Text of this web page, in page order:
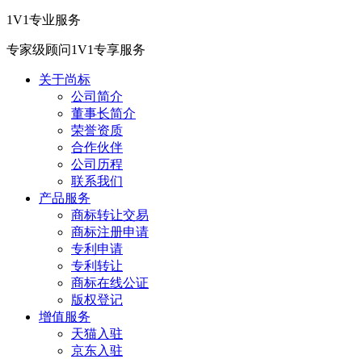
1V1专业服务
专家级顾问1V1专享服务
关于尚标
公司简介
董事长简介
荣誉资质
合作伙伴
公司历程
联系我们
产品服务
商标转让交易
商标注册申请
专利申请
专利转让
商标在线公证
版权登记
增值服务
天猫入驻
京东入驻